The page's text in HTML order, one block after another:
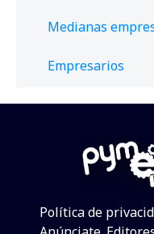
Medianas
Empresarios
Política de